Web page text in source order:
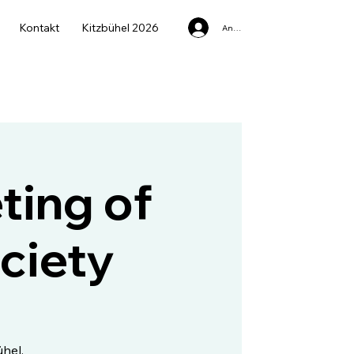
Anmelden
Kontakt Kitzbühel 2026
of